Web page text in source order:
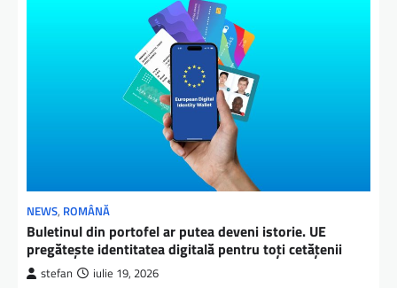
NEWS, ROMÂNĂ
Buletinul din portofel ar putea deveni istorie. UE
pregătește identitatea digitală pentru toți cetățenii
stefan iulie 19, 2026